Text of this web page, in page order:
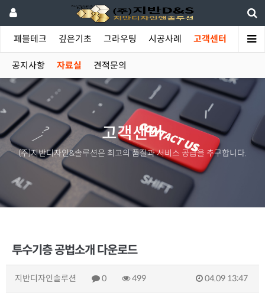
페블테크 깊은기초 그라우팅 시공사례 고객센터
공지사항 자료실 견적문의
고객센터
(주)지반디자인&솔루션은 최고의 품질과 서비스 공급을 추구합니다.
투수기층 공법소개 다운로드
지반디자인솔루션 0 499 04.09 13:47